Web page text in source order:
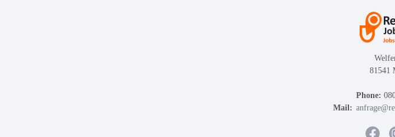
81541
Phone:
Mail: